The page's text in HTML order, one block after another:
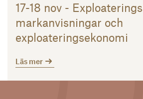
17-18 nov -
markanvisningar och
exploateringsekonomi
Läs mer